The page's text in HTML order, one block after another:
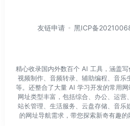
友链申请 黑ICP备
精心收录国内外数百个 AI 工具，涵盖写
视频制作、音频转录、辅助编程、音乐
等。还整合了大量 AI 学习开发的常用网
网址类型丰富，包括综合、办公、运营
站长管理、生活服务、云盘存储、音乐
的网址导航需求，带您探索新奇有趣的